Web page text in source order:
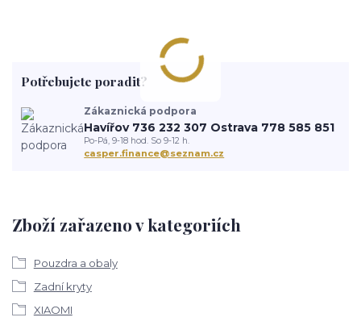
Zboží zařazeno v kategoriích
Pouzdra a obaly
Zadní kryty
XIAOMI
Potřebujete poradit?
Zákaznická podpora
Havířov 736 232 307 Ostrava 778 585 851
Po-Pá, 9-18 hod. So 9-12 h.
casper.finance@seznam.cz